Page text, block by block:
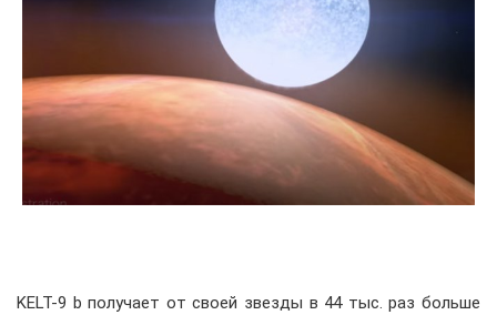
KELT-9 b получает от своей звезды в 44 тыс. раз больше